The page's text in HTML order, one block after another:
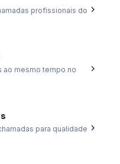
profissionais do
ao mesmo tempo no
para qualidade